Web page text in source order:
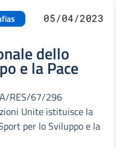
05/04/2023
dello
e la Pace
RES/67/296
Unite istituisce la
per lo Sviluppo e la